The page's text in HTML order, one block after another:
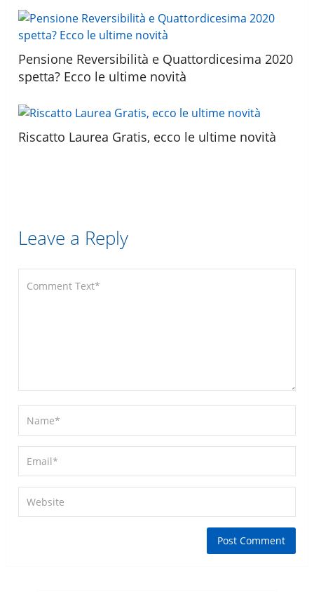
Pensione Reversibilità e Quattordicesima 2020
spetta? Ecco le ultime novità
Riscatto Laurea Gratis, ecco le ultime novità
Leave a Reply